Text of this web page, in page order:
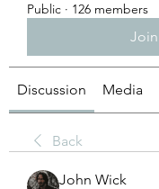
Public · 126 members
Join
Discussion Media
Back
John Wick